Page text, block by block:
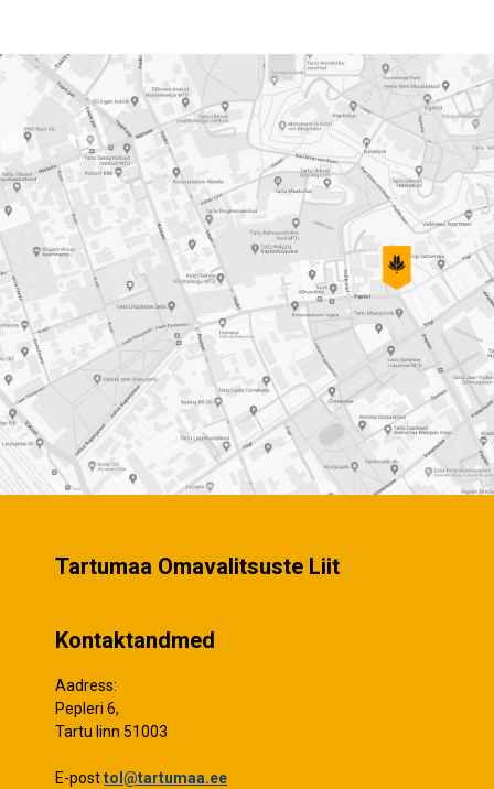
Tartumaa Omavalitsuste Liit
Kontaktandmed
Aadress:
Pepleri 6,
Tartu linn 51003
E-posttol@tartumaa.ee